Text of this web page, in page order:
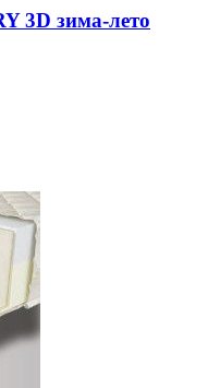
3D зима-лето